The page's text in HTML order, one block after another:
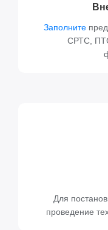
Заполните
СРТС,
Для
проведение